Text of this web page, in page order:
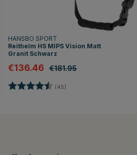
HANSBO SPORT
Reithelm HS MIPS Vision Matt
Granit Schwarz
€136.46 €181.95
Bewertung: (45)